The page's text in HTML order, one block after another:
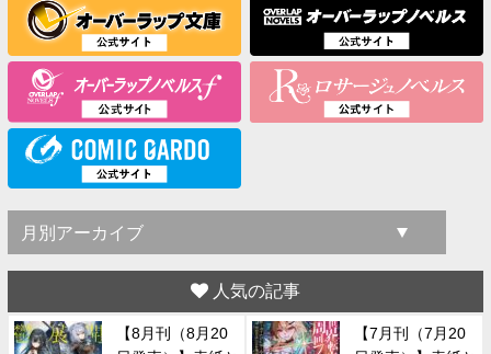
人気の記事
【8月刊（8月20
【7月刊（7月20